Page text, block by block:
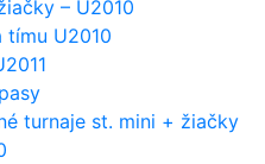
– U2010
tímu U2010
turnaje st. mini + žiačky